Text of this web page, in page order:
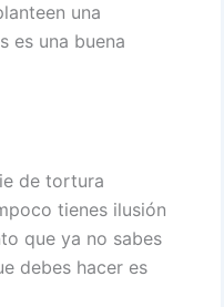
una
es una buena
de tortura
tienes ilusión
que ya no sabes
debes hacer es